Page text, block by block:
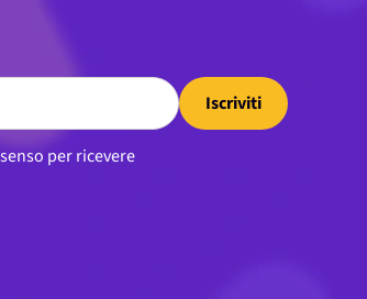
Iscriviti
per ricevere